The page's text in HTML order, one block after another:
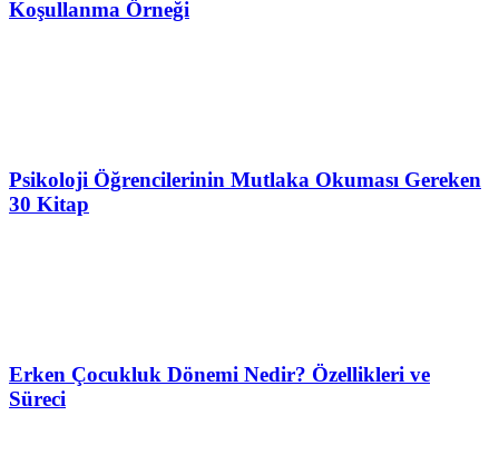
Koşullanma Örneği
Psikoloji Öğrencilerinin Mutlaka Okuması Gereken
30 Kitap
Erken Çocukluk Dönemi Nedir? Özellikleri ve
Süreci